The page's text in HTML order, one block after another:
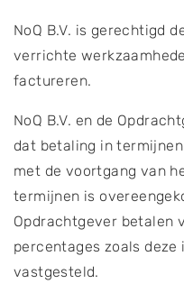
NoQ B.V. is gerechtigd
verrichte
factureren.
NoQ B.V. en de
dat betaling in
met de voortgang van
termijnen is
Opdrachtgever betalen
percentages zoals
vastgesteld.